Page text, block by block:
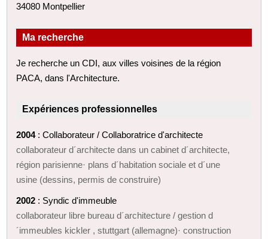
34080 Montpellier
Ma recherche
Je recherche un CDI, aux villes voisines de la région
PACA, dans l'Architecture.
Expériences professionnelles
2004: Collaborateur / Collaboratrice d'architecte
collaborateur d´architecte dans un cabinet d´architecte,
région parisienne· plans d´habitation sociale et d´une
usine (dessins, permis de construire)
2002 : Syndic d'immeuble
collaborateur libre bureau d´architecture / gestion d
´immeubles kickler , stuttgart (allemagne)· construction